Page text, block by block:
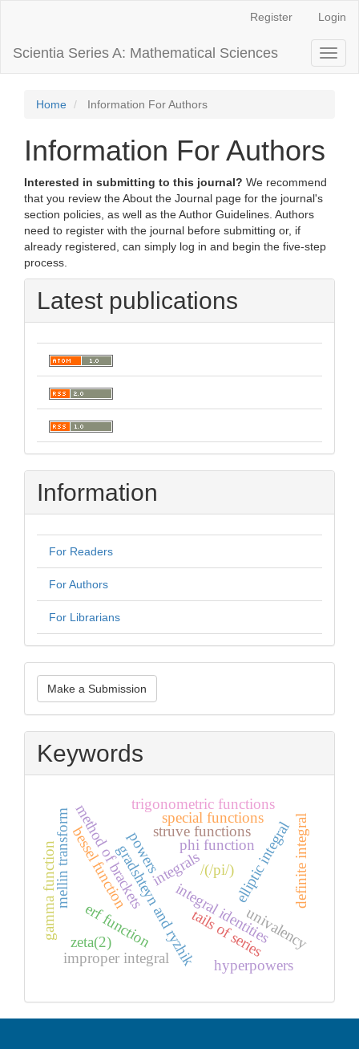
Content
Sidebar
Register Login
Scientia Series A: Mathematical Sciences
Home Information For Authors
Information For Authors
Interested in submitting to this journal? We recommend
that you review the About the Journal page for the journal's
section policies, as well as the Author Guidelines. Authors
need to register with the journal before submitting or, if
already registered, can simply log in and begin the five-step
process.
Latest publications
Information
For Readers
For Authors
For Librarians
Make
a
Submission
Make a Submission
Keywords
integrals
gradshteyn and ryzhikphi function
erf function
method of brackets
integral identities
bessel function struve functionselliptic integral
special functions
improper integral tails of series
trigonometric functions
powers
mellin transform
hyperpowers
gamma function univalency
/(/pi/) definite integral
zeta(2)